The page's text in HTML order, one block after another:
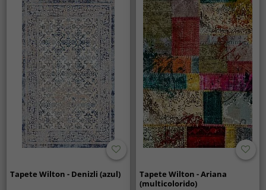
Tapete Wilton - Denizli (azul)
Tapete Wilton - Ariana
(multicolorido)